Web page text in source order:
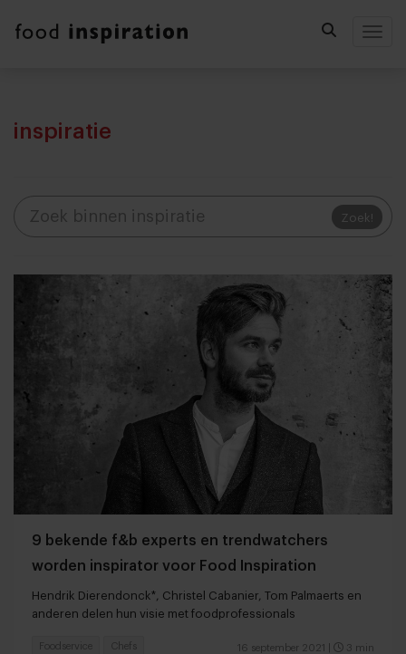
inspiratie
Zoek!
9 bekende f&b experts en trendwatchers
worden inspirator voor Food Inspiration
Hendrik Dierendonck*, Christel Cabanier, Tom Palmaerts en
anderen delen hun visie met foodprofessionals
16 september 2021 3 min
Foodservice Chefs